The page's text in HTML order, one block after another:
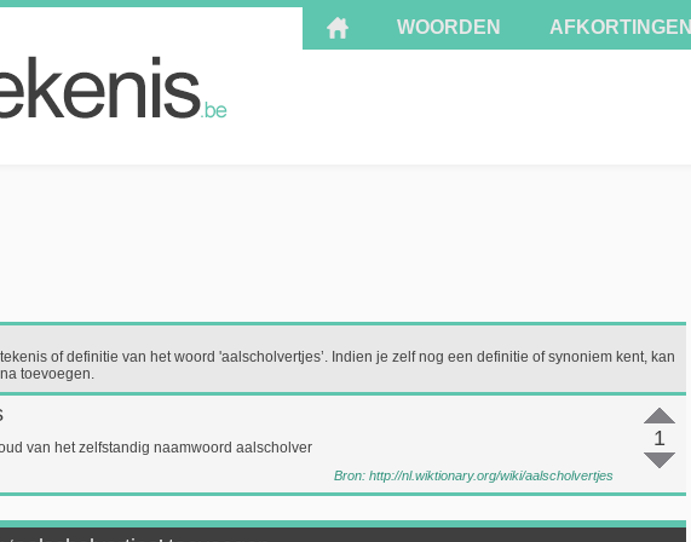
WOORDEN AFKORTINGEN
of definitie van het woord 'aalscholvertjes’. Indien je zelf nog een definitie of synoniem kent, kan
toevoegen.
1
van het zelfstandig naamwoord aalscholver
Bron: http://nl.wiktionary.org/wiki/aalscholvertjes